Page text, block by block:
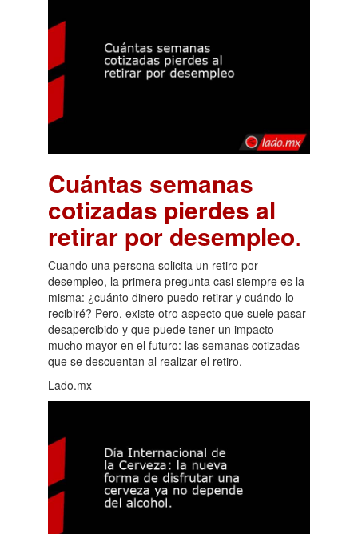
Cuántas semanas
cotizadas pierdes al
retirar por desempleo.
Cuando una persona solicita un retiro por
desempleo, la primera pregunta casi siempre es la
misma: ¿cuánto dinero puedo retirar y cuándo lo
recibiré? Pero, existe otro aspecto que suele pasar
desapercibido y que puede tener un impacto
mucho mayor en el futuro: las semanas cotizadas
que se descuentan al realizar el retiro.
Lado.mx